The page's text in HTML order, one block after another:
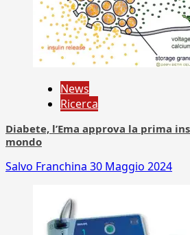
News
Ricerca
Diabete, l’Ema approva la prima
mondo
Salvo Franchina 30 Maggio 2024